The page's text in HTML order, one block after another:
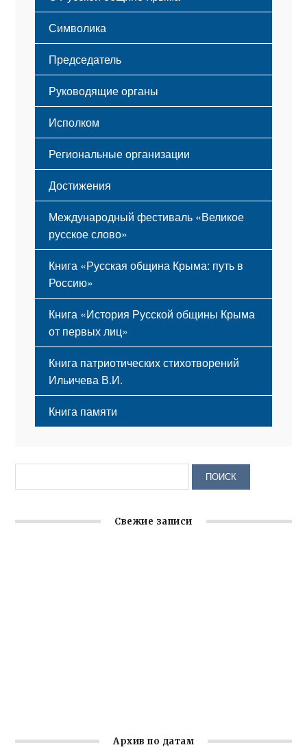
Этапы становления
Принципы деятельности
Структура
Мероприятия
Символика
Флаг
Герб
Гимн
Председатель
Руководящие органы
Исполком
Региональные организации
Достижения
Международный фестиваль «Великое
русское слово»
Книга «Русская община Крыма: путь в
Россию»
Книга «История Русской общины Крыма
от первых лиц»
Книга патриотических стихотворений
Ильичева В.И.
Книга памяти
Свежие записи
Архив по датам